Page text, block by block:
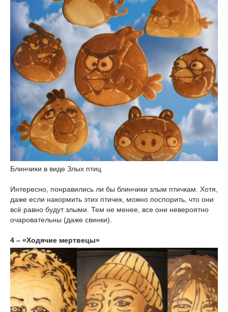
Блинчики в виде Злых птиц
Интересно, понравились ли бы блинчики злым птичкам. Хотя,
даже если накормить этих птичек, можно поспорить, что они
всё равно будут злыми. Тем не менее, все они невероятно
очаровательны (даже свинки).
4 – «Ходячие мертвецы»